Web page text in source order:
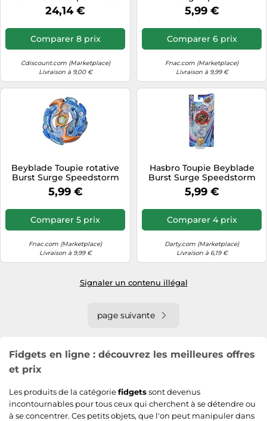
ans
24,14 €
Comparer 8 prix
Cdiscount.com (Marketplace)
Livraison à 9,00 €
Kolossal Luinor L6 F0620 –
Ensemble toupie rotative –
Neuf
5,99 €
Comparer 6 prix
Fnac.com (Marketplace)
Livraison à 9,99 €
Beyblade Toupie rotative
Burst Surge Speedstorm
Wyvron W6
5,99 €
Comparer 5 prix
Fnac.com (Marketplace)
Livraison à 9,99 €
Hasbro Toupie Beyblade
Burst Surge Speedstorm
modèle Brave Roktavor R6
5,99 €
Comparer 4 prix
Darty.com (Marketplace)
Livraison à 6,19 €
Signaler un contenu illégal
page suivante
Fidgets en ligne : découvrez les meilleures offres
et prix
Les produits de la catégoriefidgetssont devenus
incontournables pour tous ceux qui cherchent à se détendre ou
à se concentrer. Ces petits objets, que l'on peut manipuler dans